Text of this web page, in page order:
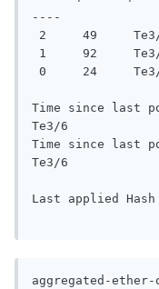
----
Time since last
Te3/6
Time since last
Te3/6
Last applied
aggregated-